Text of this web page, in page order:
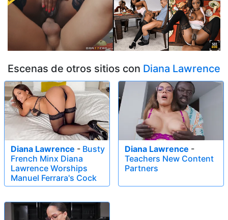
Escenas de otros sitios con Diana Lawrence
Diana Lawrence - Busty
French Minx Diana
Lawrence Worships
Manuel Ferrara's Cock
Diana Lawrence -
Teachers New Content
Partners